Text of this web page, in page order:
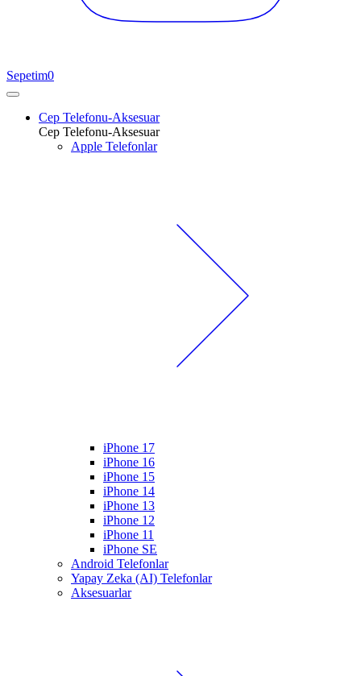
Sepetim0
Cep Telefonu-Aksesuar
Cep Telefonu-Aksesuar
Apple Telefonlar
iPhone 17
iPhone 16
iPhone 15
iPhone 14
iPhone 13
iPhone 12
iPhone 11
iPhone SE
Android Telefonlar
Yapay Zeka (AI) Telefonlar
Aksesuarlar